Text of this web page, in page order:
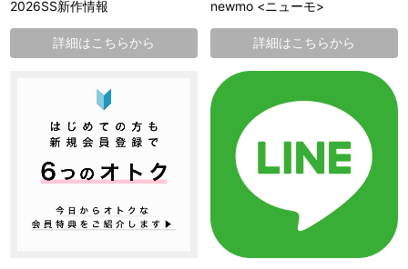
2026SS新作情報
詳細はこちらから
newmo <ニューモ>
詳細はこちらから